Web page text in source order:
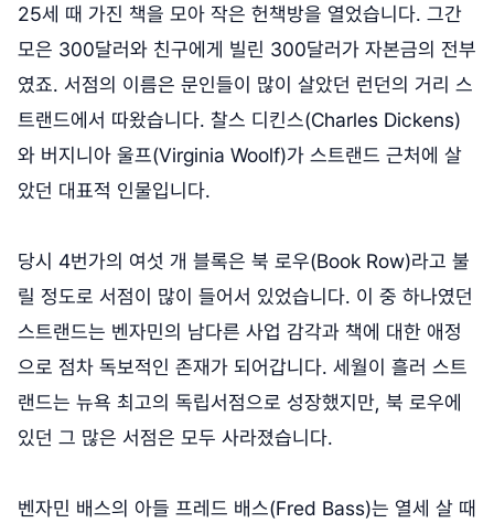
25세 때 가진 책을 모아 작은 헌책방을 열었습니다. 그간
모은 300달러와 친구에게 빌린 300달러가 자본금의 전부
였죠. 서점의 이름은 문인들이 많이 살았던 런던의 거리 스
트랜드에서 따왔습니다. 찰스 디킨스(Charles Dickens)
와 버지니아 울프(Virginia Woolf)가 스트랜드 근처에 살
았던 대표적 인물입니다.
당시 4번가의 여섯 개 블록은 북 로우(Book Row)라고 불
릴 정도로 서점이 많이 들어서 있었습니다. 이 중 하나였던
스트랜드는 벤자민의 남다른 사업 감각과 책에 대한 애정
으로 점차 독보적인 존재가 되어갑니다. 세월이 흘러 스트
랜드는 뉴욕 최고의 독립서점으로 성장했지만, 북 로우에
있던 그 많은 서점은 모두 사라졌습니다.
벤자민 배스의 아들 프레드 배스(Fred Bass)는 열세 살 때